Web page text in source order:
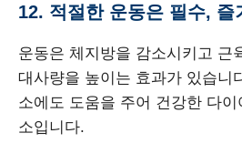
12. 적절한 운동은 필수, 즐
운동은 체지방을 감소시키고 근
대사량을 높이는 효과가 있습니
소에도 도움을 주어 건강한 다
소입니다.